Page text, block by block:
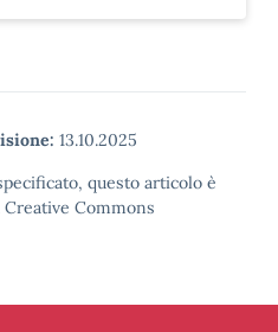
13.10.2025
questo articolo è
Commons